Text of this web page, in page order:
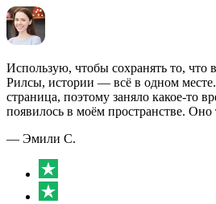
Использую, чтобы сохранять то, что
Рилсы, истории — всё в одном
страница, поэтому заняло какое-то
появилось в моём пространстве. Оно
— Эмили С.